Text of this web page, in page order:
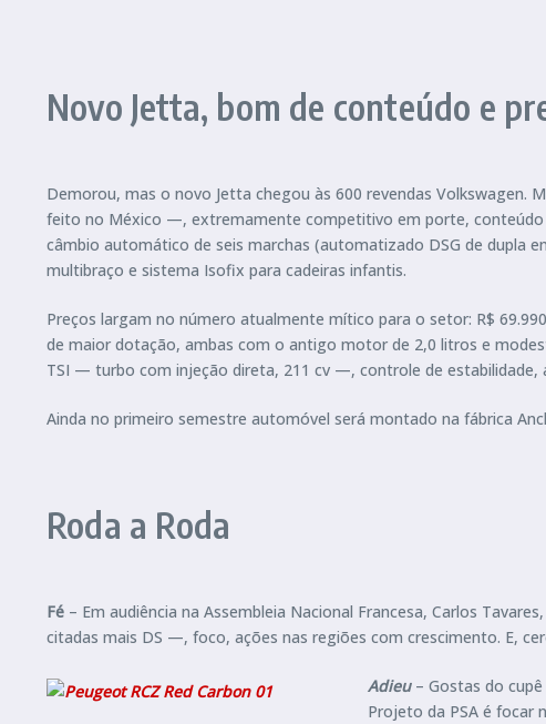
Novo Jetta, bom de conteúdo e
Demorou, mas o novo Jetta chegou às 600 revendas
feito no México —, extremamente competitivo em porte, conteúdo
câmbio automático de seis marchas (automatizado DSG de dupla
multibraço e sistema Isofix para cadeiras infantis.
Preços largam no número atualmente mítico para o setor: R$
de maior dotação, ambas com o antigo motor de 2,0 litros e
TSI — turbo com injeção direta, 211 cv —, controle de estabilidade,
Ainda no primeiro semestre automóvel será montado na fábrica
Roda a Roda
Fé – Em audiência na Assembleia Nacional Francesa, Carlos
citadas mais DS —, foco, ações nas regiões com crescimento. E,
Adieu– Gostas do cupê
Projeto da PSA é focar